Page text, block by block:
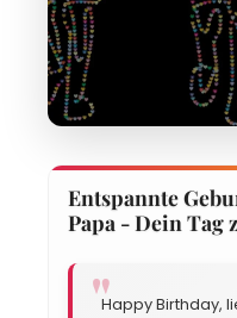
Entspannte
Papa - Dein Tag
Happy Birthday,